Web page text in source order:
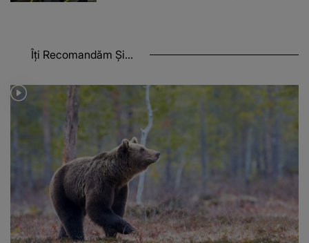
Îți Recomandăm Și...